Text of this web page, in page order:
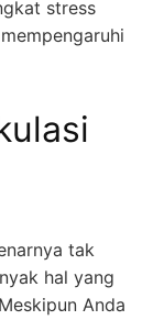
stress
tak
hal yang
Anda